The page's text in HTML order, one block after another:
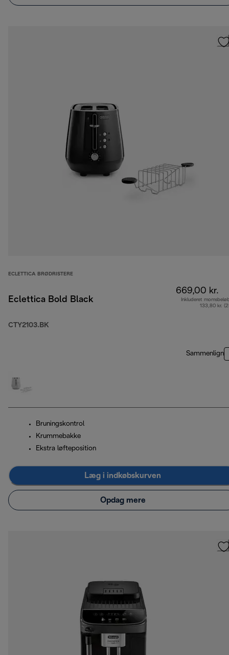
ECLETTICA BRØDRISTERE
Eclettica Bold Black
CTY2103.BK
669,00 kr.
Inkluderet
133,80 kr.
Sammenlign
Bruningskontrol
Krummebakke
Ekstra løfteposition
Læg i indkøbskurven
Opdag mere